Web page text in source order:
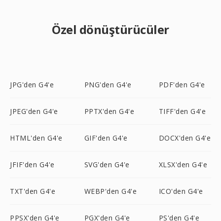
Özel dönüştürücüler
JPG'den G4'e PNG'den G4'e PDF'den G4'e
JPEG'den G4'e PPTX'den G4'e TIFF'den G4'e
HTML'den G4'e GIF'den G4'e DOCX'den G4'e
JFIF'den G4'e SVG'den G4'e XLSX'den G4'e
TXT'den G4'e WEBP'den G4'e ICO'den G4'e
PPSX'den G4'e PGX'den G4'e PS'den G4'e